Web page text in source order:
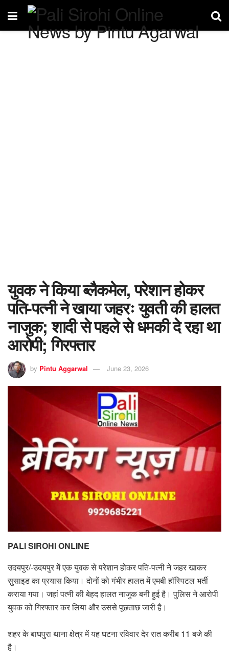
युवक ने किया ब्लैकमेल, परेशान होकर
पति-पत्नी ने खाया जहरः युवती की हालत
नाजुक; शादी से पहले से धमकी दे रहा था
आरोपी; गिरफ्तार
by Pintu Aggarwal June 23, 2026
PALI SIROHI ONLINE
उदयपुर/-उदयपुर में एक युवक से परेशान होकर पति-पत्नी ने जहर खाकर
सुसाइड का प्रयास किया। दोनों को गंभीर हालत में एमबी हॉस्पिटल भर्ती
कराया गया। जहां पत्नी की बेहद हालत नाजुक बनी हुई है। पुलिस ने आरोपी
युवक को गिरफ्तार कर लिया और उससे पूछताछ जारी है।
शहर के बाघपुरा थाना क्षेत्र में यह घटना रविवार देर रात करीब 11 बजे की
है।